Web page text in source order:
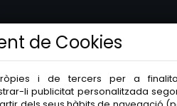
de Cookies
i de tercers per a
li publicitat personalitzada